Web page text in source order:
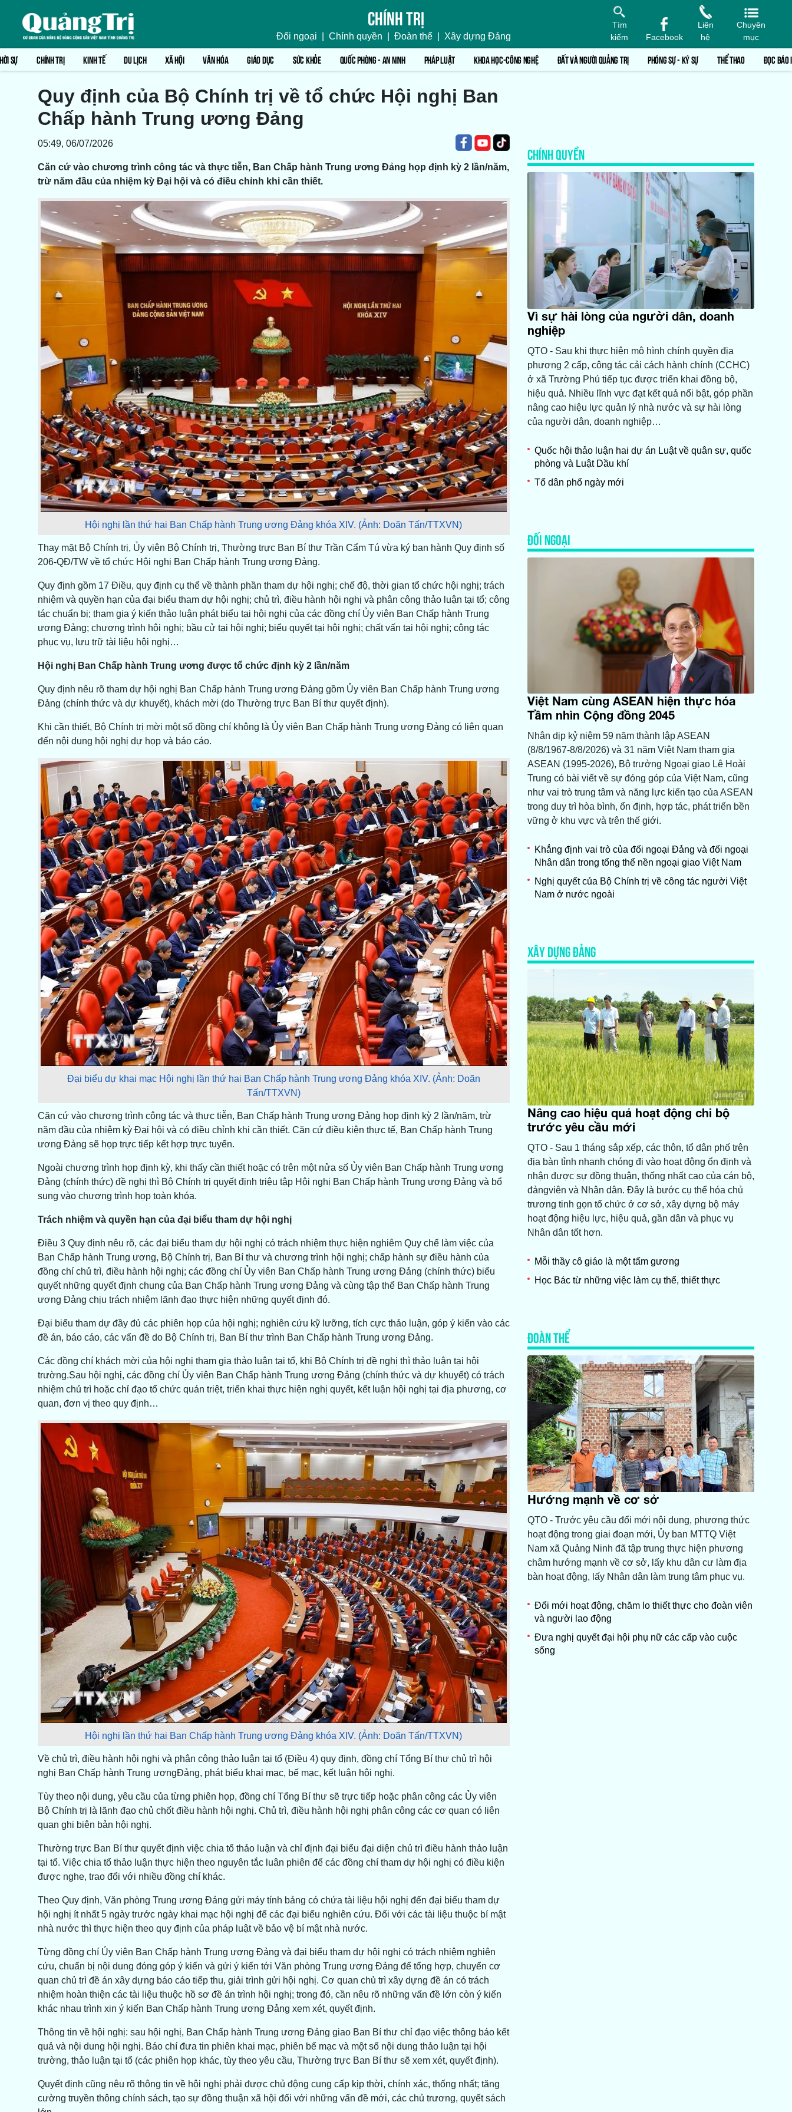
Chính trị
Đối ngoại Chính quyền Đoàn thể Xây dựng Đảng
Tìm
kiếm
Facebook
Liên
hệ
Chuyên
mục
SỰ CHÍNH TRỊ KINH TẾ DU LỊCH XÃ HỘI VĂN HÓA GIÁO DỤC SỨC KHỎE QUỐC PHÒNG - AN NINH PHÁP LUẬT KHOA HỌC-CÔNG NGHỆ ĐẤT VÀ NGƯỜI QUẢNG TRỊ PHÓNG SỰ - KÝ SỰ THỂ THAO ĐỌC BÁO
Quy định của Bộ Chính trị về tổ chức Hội nghị Ban
Chấp hành Trung ương Đảng
05:49, 06/07/2026
Căn cứ vào chương trình công tác và thực tiễn, Ban Chấp hành Trung ương Đảng họp định kỳ 2 lần/năm,
trừ năm đầu của nhiệm kỳ Đại hội và có điều chỉnh khi cần thiết.
Hội nghị lần thứ hai Ban Chấp hành Trung ương Đảng khóa XIV. (Ảnh: Doãn Tấn/TTXVN)
Thay mặt Bộ Chính trị, Ủy viên Bộ Chính trị, Thường trực Ban Bí thư Trần Cẩm Tú vừa ký ban hành Quy định số
206-QĐ/TW về tổ chức Hội nghị Ban Chấp hành Trung ương Đảng.
Quy định gồm 17 Điều, quy định cụ thể về thành phần tham dự hội nghị; chế độ, thời gian tổ chức hội nghị; trách
nhiệm và quyền hạn của đại biểu tham dự hội nghị; chủ trì, điều hành hội nghị và phân công thảo luận tại tổ; công
tác chuẩn bị; tham gia ý kiến thảo luận phát biểu tại hội nghị của các đồng chí Ủy viên Ban Chấp hành Trung
ương Đảng; chương trình hội nghị; bầu cử tại hội nghị; biểu quyết tại hội nghị; chất vấn tại hội nghị; công tác
phục vụ, lưu trữ tài liệu hội nghị…
Hội nghị Ban Chấp hành Trung ương được tổ chức định kỳ 2 lần/năm
Quy định nêu rõ tham dự hội nghị Ban Chấp hành Trung ương Đảng gồm Ủy viên Ban Chấp hành Trung ương
Đảng (chính thức và dự khuyết), khách mời (do Thường trực Ban Bí thư quyết định).
Khi cần thiết, Bộ Chính trị mời một số đồng chí không là Ủy viên Ban Chấp hành Trung ương Đảng có liên quan
đến nội dung hội nghị dự họp và báo cáo.
Đại biểu dự khai mạc Hội nghị lần thứ hai Ban Chấp hành Trung ương Đảng khóa XIV. (Ảnh: Doãn
Tấn/TTXVN)
Căn cứ vào chương trình công tác và thực tiễn, Ban Chấp hành Trung ương Đảng họp định kỳ 2 lần/năm, trừ
năm đầu của nhiệm kỳ Đại hội và có điều chỉnh khi cần thiết. Căn cứ điều kiện thực tế, Ban Chấp hành Trung
ương Đảng sẽ họp trực tiếp kết hợp trực tuyến.
Ngoài chương trình họp định kỳ, khi thấy cần thiết hoặc có trên một nửa số Ủy viên Ban Chấp hành Trung ương
Đảng (chính thức) đề nghị thì Bộ Chính trị quyết định triệu tập Hội nghị Ban Chấp hành Trung ương Đảng và bổ
sung vào chương trình họp toàn khóa.
Trách nhiệm và quyền hạn của đại biểu tham dự hội nghị
Điều 3 Quy định nêu rõ, các đại biểu tham dự hội nghị có trách nhiệm thực hiện nghiêm Quy chế làm việc của
Ban Chấp hành Trung ương, Bộ Chính trị, Ban Bí thư và chương trình hội nghị; chấp hành sự điều hành của
đồng chí chủ trì, điều hành hội nghị; các đồng chí Ủy viên Ban Chấp hành Trung ương Đảng (chính thức) biểu
quyết những quyết định chung của Ban Chấp hành Trung ương Đảng và cùng tập thể Ban Chấp hành Trung
ương Đảng chịu trách nhiệm lãnh đạo thực hiện những quyết định đó.
Đại biểu tham dự đầy đủ các phiên họp của hội nghị; nghiên cứu kỹ lưỡng, tích cực thảo luận, góp ý kiến vào các
đề án, báo cáo, các vấn đề do Bộ Chính trị, Ban Bí thư trình Ban Chấp hành Trung ương Đảng.
Các đồng chí khách mời của hội nghị tham gia thảo luận tại tổ, khi Bộ Chính trị đề nghị thì thảo luận tại hội
trường.Sau hội nghị, các đồng chí Ủy viên Ban Chấp hành Trung ương Đảng (chính thức và dự khuyết) có trách
nhiệm chủ trì hoặc chỉ đạo tổ chức quán triệt, triển khai thực hiện nghị quyết, kết luận hội nghị tại địa phương, cơ
quan, đơn vị theo quy định…
Hội nghị lần thứ hai Ban Chấp hành Trung ương Đảng khóa XIV. (Ảnh: Doãn Tấn/TTXVN)
Về chủ trì, điều hành hội nghị và phân công thảo luận tại tổ (Điều 4) quy định, đồng chí Tổng Bí thư chủ trì hội
nghị Ban Chấp hành Trung ươngĐảng, phát biểu khai mạc, bế mạc, kết luận hội nghị.
Tùy theo nội dung, yêu cầu của từng phiên họp, đồng chí Tổng Bí thư sẽ trực tiếp hoặc phân công các Ủy viên
Bộ Chính trị là lãnh đạo chủ chốt điều hành hội nghị. Chủ trì, điều hành hội nghị phân công các cơ quan có liên
quan ghi biên bản hội nghị.
Thường trực Ban Bí thư quyết định việc chia tổ thảo luận và chỉ định đại biểu đại diện chủ trì điều hành thảo luận
tại tổ. Việc chia tổ thảo luận thực hiện theo nguyên tắc luân phiên để các đồng chí tham dự hội nghị có điều kiện
được nghe, trao đổi với nhiều đồng chí khác.
Theo Quy định, Văn phòng Trung ương Đảng gửi máy tính bảng có chứa tài liệu hội nghị đến đại biểu tham dự
hội nghị ít nhất 5 ngày trước ngày khai mạc hội nghị để các đại biểu nghiên cứu. Đối với các tài liệu thuộc bí mật
nhà nước thì thực hiện theo quy định của pháp luật về bảo vệ bí mật nhà nước.
Từng đồng chí Ủy viên Ban Chấp hành Trung ương Đảng và đại biểu tham dự hội nghị có trách nhiệm nghiên
cứu, chuẩn bị nội dung đóng góp ý kiến và gửi ý kiến tới Văn phòng Trung ương Đảng để tổng hợp, chuyển cơ
quan chủ trì đề án xây dựng báo cáo tiếp thu, giải trình gửi hội nghị. Cơ quan chủ trì xây dựng đề án có trách
nhiệm hoàn thiện các tài liệu thuộc hồ sơ đề án trình hội nghị; trong đó, cần nêu rõ những vấn đề lớn còn ý kiến
khác nhau trình xin ý kiến Ban Chấp hành Trung ương Đảng xem xét, quyết định.
Thông tin về hội nghị: sau hội nghị, Ban Chấp hành Trung ương Đảng giao Ban Bí thư chỉ đạo việc thông báo kết
quả và nội dung hội nghị. Báo chí đưa tin phiên khai mạc, phiên bế mạc và một số nội dung thảo luận tại hội
trường, thảo luận tại tổ (các phiên họp khác, tùy theo yêu cầu, Thường trực Ban Bí thư sẽ xem xét, quyết định).
Quyết định cũng nêu rõ thông tin về hội nghị phải được chủ động cung cấp kịp thời, chính xác, thống nhất; tăng
cường truyền thông chính sách, tạo sự đồng thuận xã hội đối với những vấn đề mới, các chủ trương, quyết sách
CHÍNH QUYỀN
Vì sự hài lòng của người dân, doanh
nghiệp
QTO - Sau khi thực hiện mô hình chính quyền địa
phương 2 cấp, công tác cải cách hành chính (CCHC)
ở xã Trường Phú tiếp tục được triển khai đồng bộ,
hiệu quả. Nhiều lĩnh vực đạt kết quả nổi bật, góp phần
nâng cao hiệu lực quản lý nhà nước và sự hài lòng
của người dân, doanh nghiệp…
Quốc hội thảo luận hai dự án Luật về quân sự, quốc
phòng và Luật Dầu khí
Tổ dân phố ngày mới
ĐỐI NGOẠI
Việt Nam cùng ASEAN hiện thực hóa
Tầm nhìn Cộng đồng 2045
Nhân dịp kỷ niệm 59 năm thành lập ASEAN
(8/8/1967-8/8/2026) và 31 năm Việt Nam tham gia
ASEAN (1995-2026), Bộ trưởng Ngoại giao Lê Hoài
Trung có bài viết về sự đóng góp của Việt Nam, cũng
như vai trò trung tâm và năng lực kiến tạo của ASEAN
trong duy trì hòa bình, ổn định, hợp tác, phát triển bền
vững ở khu vực và trên thế giới.
Khẳng định vai trò của đối ngoại Đảng và đối ngoại
Nhân dân trong tổng thể nền ngoại giao Việt Nam
Nghị quyết của Bộ Chính trị về công tác người Việt
Nam ở nước ngoài
XÂY DỰNG ĐẢNG
Nâng cao hiệu quả hoạt động chi bộ
trước yêu cầu mới
QTO - Sau 1 tháng sắp xếp, các thôn, tổ dân phố trên
địa bàn tỉnh nhanh chóng đi vào hoạt động ổn định và
nhận được sự đồng thuận, thống nhất cao của cán bộ,
đảngviên và Nhân dân. Đây là bước cụ thể hóa chủ
trương tinh gọn tổ chức ở cơ sở, xây dựng bộ máy
hoạt động hiệu lực, hiệu quả, gần dân và phục vụ
Nhân dân tốt hơn.
Mỗi thầy cô giáo là một tấm gương
Học Bác từ những việc làm cụ thể, thiết thực
ĐOÀN THỂ
Hướng mạnh về cơ sở
QTO - Trước yêu cầu đổi mới nội dung, phương thức
hoạt động trong giai đoạn mới, Ủy ban MTTQ Việt
Nam xã Quảng Ninh đã tập trung thực hiện phương
châm hướng mạnh về cơ sở, lấy khu dân cư làm địa
bàn hoạt động, lấy Nhân dân làm trung tâm phục vụ.
Đổi mới hoạt động, chăm lo thiết thực cho đoàn viên
và người lao động
Đưa nghị quyết đại hội phụ nữ các cấp vào cuộc
sống